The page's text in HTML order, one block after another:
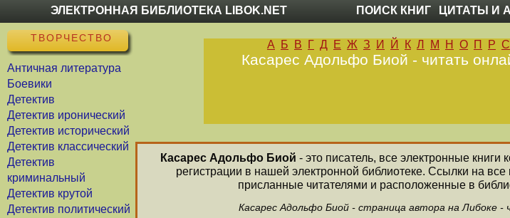
ЭЛЕКТРОННАЯ БИБЛИОТЕКА LIBOK.NET ПОИСК КНИГ ЦИТАТЫ И
ТВОРЧЕСТВО
Античная литература
Боевики
Детектив
Детектив иронический
Детектив исторический
Детектив классический
Детектив
криминальный
Детектив крутой
Детектив политический
А Б В Г Д Е Ж З И Й К Л М Н О П Р С
Касарес Адольфо Биой - читать
Касарес Адольфо Биой - это писатель, все электронные книги
регистрации в нашей электронной библиотеке. Ссылки на
присланные читателями и расположенные в
Касарес Адольфо Биой - страница автора на Либоке -